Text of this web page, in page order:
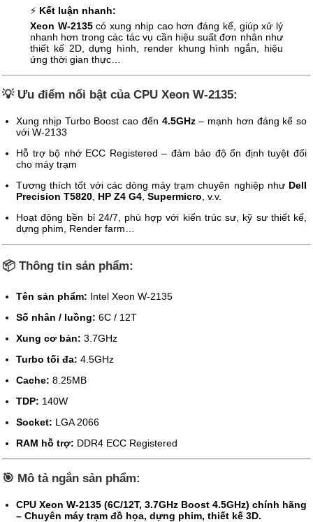
⚡ Kết luận nhanh:
Xeon W-2135có xung nhịp cao hơn đáng kể, giúp xử lý
nhanh hơn trong các tác vụ cần hiệu suất đơn nhân như
thiết kế 2D, dựng hình, render khung hình ngắn, hiệu
ứng thời gian thực…
💡 Ưu điểm nổi bật của CPU Xeon W-2135:
Xung nhịp Turbo Boost cao đến 4.5GHz– mạnh hơn đáng kể so
với W-2133
Hỗ trợ bộ nhớ ECC Registered – đảm bảo độ ổn định tuyệt đối
cho máy trạm
Tương thích tốt với các dòng máy trạm chuyên nghiệp như Dell
Precision T5820 HP Z4 G4 Supermicro , v.v.
Hoạt động bền bỉ 24/7, phù hợp với kiến trúc sư, kỹ sư thiết kế,
dựng phim, Render farm…
📦 Thông tin sản phẩm:
Tên sản phẩm: Intel Xeon W-2135
Số nhân / luồng: 6C / 12T
Xung cơ bản: 3.7GHz
Turbo tối đa: 4.5GHz
Cache: 8.25MB
TDP: 140W
Socket: LGA 2066
RAM hỗ trợ: DDR4 ECC Registered
🎯 Mô tả ngắn sản phẩm:
CPU Xeon W-2135 (6C/12T, 3.7GHz Boost 4.5GHz) chính hãng
– Chuyên máy trạm đồ họa, dựng phim, thiết kế 3D.